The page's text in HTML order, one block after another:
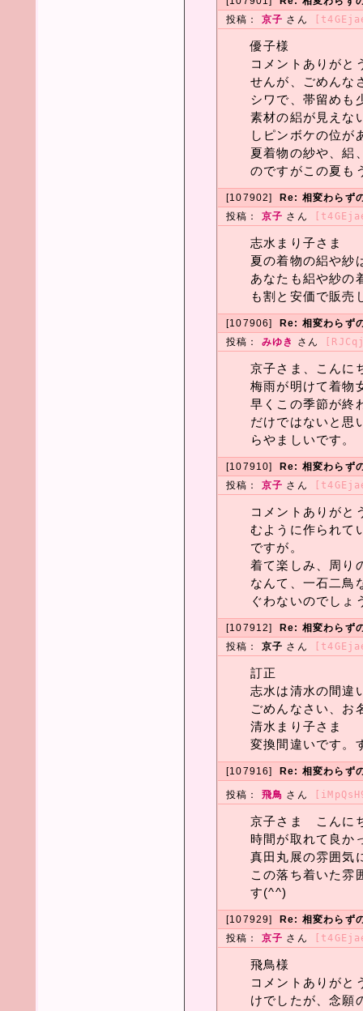
投稿： 京子 さん
優子様
コメントありがと
せんが、ごめんな
シワで、帯留めも
素材の絽が見えな
しピンボケの位が
夏着物の紗や、絽
のですがこの夏も
[107902]
Re: 相変わらず
投稿： 京子 さん
志水まり子さま
夏の着物の絽や紗
あなたも絽や紗の
も割と安価で販売
[107906]
Re: 相変わらず
投稿： みゆき さん
京子さま、こんに
梅雨が明けて着物
早くこの季節が終
だけではないと思
らやましいです。
[107910]
Re: 相変わらず
投稿： 京子 さん
コメントありがと
むように作られて
ですが。
着て楽しみ、周り
なんて、一石二鳥
ぐわないのでしょ
[107912]
Re: 相変わらず
投稿： 京子 さん
訂正
志水は清水の間違
ごめんなさい、お
清水まり子さま
変換間違いです。
[107916] Re: 相変わらず
投稿： 飛鳥 さん
京子さま こんに
時間が取れて良か
真田丸展の雰囲気
この落ち着いた雰
す(^^)
[107929]
Re: 相変わらず
投稿： 京子 さん
飛鳥様
コメントありがと
けでしたが、念願